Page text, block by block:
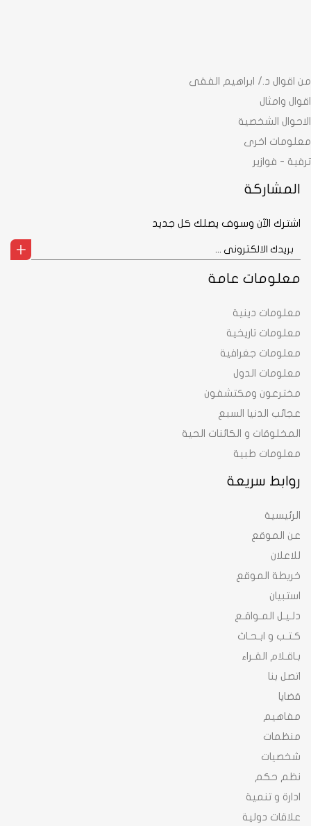
روابط سريعة
الرئيسية
عن الموقع
للاعلان
خريطة الموقع
استبيان
دلـيـل المـواقـع
كـتـب و ابـحـاث
بـاقـلام القـراء
اتصل بنا
قضايا
مفاهيم
منظمات
شخصيات
نظم حكم
ادارة و تنمية
علاقات دولية
معلومات عامة
معلومات دينية
معلومات تاريخية
معلومات جغرافية
معلومات الدول
مخترعون ومكتشفون
عجائب الدنيا السبع
المخلوقات و الكائنات الحية
معلومات طبية
من اقوال د./ ابراهيم الفقى
اقوال وامثال
الاحوال الشخصية
معلومات اخرى
ترفية - فوازير
المشاركة
اشترك الآن وسوف يصلك كل جديد